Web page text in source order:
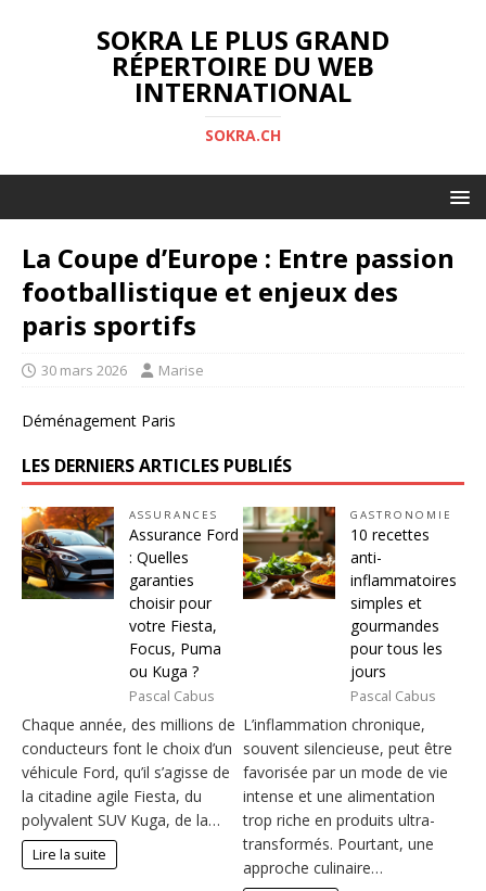
SOKRA LE PLUS GRAND
RÉPERTOIRE DU WEB
INTERNATIONAL
SOKRA.CH
La Coupe d’Europe : Entre passion
footballistique et enjeux des
paris sportifs
30 mars 2026 Marise
Déménagement Paris
LES DERNIERS ARTICLES PUBLIÉS
ASSURANCES
Assurance Ford
: Quelles
garanties
choisir pour
votre Fiesta,
Focus, Puma
ou Kuga ?
Pascal Cabus
Chaque année, des millions de
conducteurs font le choix d’un
véhicule Ford, qu’il s’agisse de
la citadine agile Fiesta, du
polyvalent SUV Kuga, de la…
Lire la suite
GASTRONOMIE
10 recettes
anti-
inflammatoires
simples et
gourmandes
pour tous les
jours
Pascal Cabus
L’inflammation chronique,
souvent silencieuse, peut être
favorisée par un mode de vie
intense et une alimentation
trop riche en produits ultra-
transformés. Pourtant, une
approche culinaire…